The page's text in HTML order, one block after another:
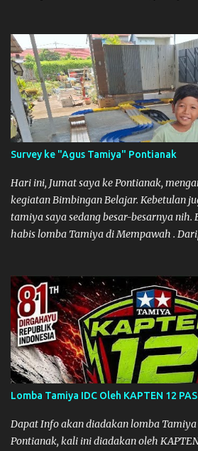
bukanya di jam 1. Saya pulang dulu ke
untuk istirahat. So malamnya sebelum
saya sempatkan lagi kesini. Saya belanja
Untuk Lokasi Tempat:
Survey ke "Agus Tamiya" Pontianak
Hari ini, Jumat saya ke Pontianak,
kegiatan Bimbingan Belajar. Kebetulan
tamiya saya sedang besar-besarnya
habis lomba Tamiya di Mempawah .
Lomba Tamiya IDC Oleh KAPTEN 12
Dapat Info akan diadakan lomba
Pontianak, kali ini diadakan oleh KAPTEN